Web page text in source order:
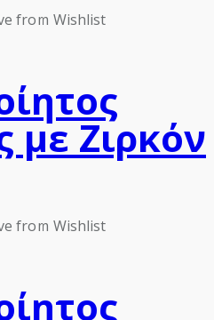
from Wishlist
με Ζιρκόν
from Wishlist